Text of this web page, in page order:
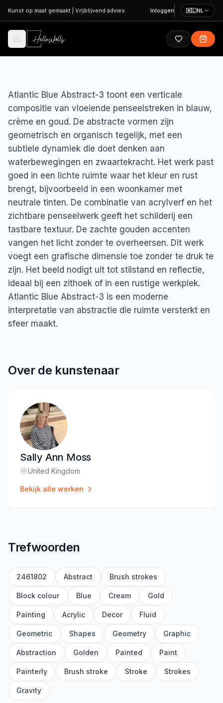
Ga naar hoofdinhoud
Kunst op maat gemaakt Vrijblijvend advies Inloggen 🇳🇱NL
Atlantic Blue Abstract-3 toont een verticale
compositie van vloeiende penseelstreken in blauw,
crème en goud. De abstracte vormen zijn
geometrisch en organisch tegelijk, met een
subtiele dynamiek die doet denken aan
waterbewegingen en zwaartekracht. Het werk past
goed in een lichte ruimte waar het kleur en rust
brengt, bijvoorbeeld in een woonkamer met
neutrale tinten. De combinatie van acrylverf en het
zichtbare penseelwerk geeft het schilderij een
tastbare textuur. De zachte gouden accenten
vangen het licht zonder te overheersen. Dit werk
voegt een grafische dimensie toe zonder te druk te
zijn. Het beeld nodigt uit tot stilstand en reflectie,
ideaal bij een zithoek of in een rustige werkplek.
Atlantic Blue Abstract-3 is een moderne
interpretatie van abstractie die ruimte versterkt en
sfeer maakt.
Over de kunstenaar
Sally Ann Moss
Locatie:
United Kingdom
Bekijk alle werken
Trefwoorden
2461802 Abstract Brush strokes
Block colour Blue Cream Gold
Painting Acrylic Decor Fluid
Geometric Shapes Geometry Graphic
Abstraction Golden Painted Paint
Painterly Brush stroke Stroke Strokes
Gravity